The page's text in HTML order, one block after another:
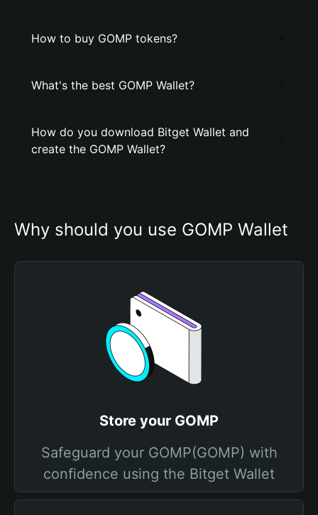
How to buy GOMP tokens?
What's the best GOMP Wallet?
How do you download Bitget Wallet and
create the GOMP Wallet?
Why should you use GOMP Wallet
Store your GOMP
Safeguard your GOMP(GOMP) with
confidence using the Bitget Wallet